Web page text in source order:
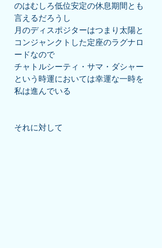
のはむしろ低位安定の休息期間とも
言えるだろうし
月のディスポジターはつまり太陽と
コンジャンクトした定座のラグナロ
ードなので
チャトルシーティ・サマ・ダシャー
という時運においては幸運な一時を
私は進んでいる
それに対して